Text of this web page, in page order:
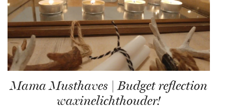
Mama Musthaves | Budget reflection
waxinelichthouder!